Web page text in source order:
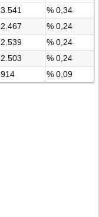
3.541
% 0,34
2.467
% 0,24
2.539
% 0,24
2.503
% 0,24
914 % 0,09